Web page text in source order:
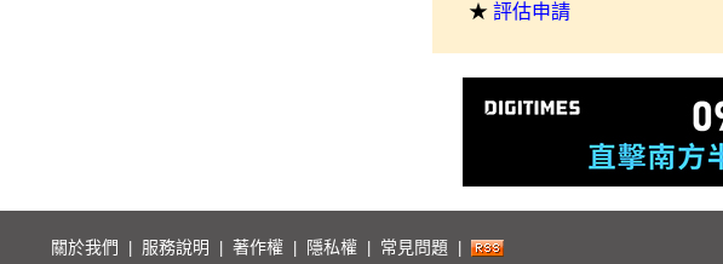
★ 評估申請
關於我們 服務說明 著作權 隱私權 常見問題